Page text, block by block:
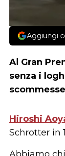
Aggiungi
Al Gran
senza i
Hiroshi
Schrotter in